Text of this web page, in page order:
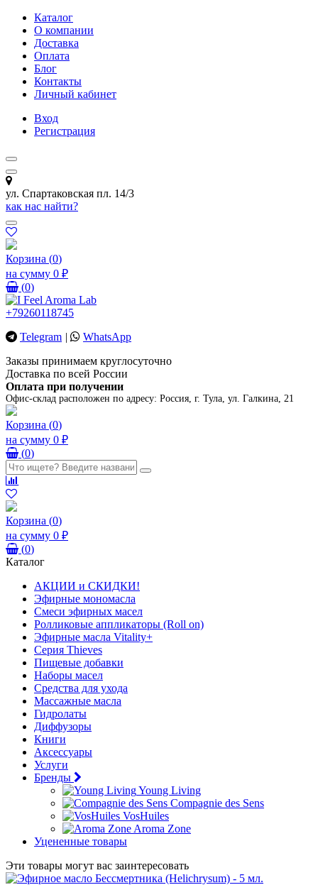
Каталог
О компании
Доставка
Оплата
Блог
Контакты
Личный кабинет
Вход
Регистрация
ул. Спартаковская пл. 14/3
как нас найти?
Корзина (0)
на сумму 0 ₽
(0)
+79260118745
Telegram |
WhatsApp
Заказы принимаем круглосуточно
Доставка по всей России
Оплата при получении
Офис-склад расположен по адресу: Россия, г. Тула, ул. Галкина, 21
Корзина (0)
на сумму 0 ₽
(0)
Корзина (0)
на сумму 0 ₽
(0)
Каталог
АКЦИИ и СКИДКИ!
Эфирные мономасла
Смеси эфирных масел
Ролликовые аппликаторы (Roll on)
Эфирные масла Vitality+
Серия Thieves
Пищевые добавки
Наборы масел
Средства для ухода
Массажные масла
Гидролаты
Диффузоры
Книги
Аксессуары
Услуги
Бренды
Young Living
Compagnie des Sens
VosHuiles
Aroma Zone
Уцененные товары
Эти товары могут вас заинтересовать